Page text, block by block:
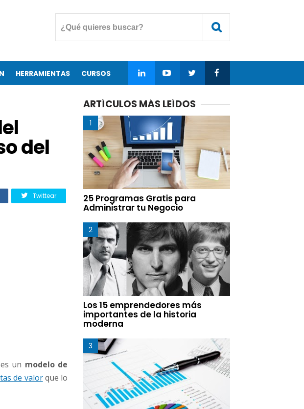
HERRAMIENTAS CURSOS
del
Twittear
un modelo de
de valorque lo
ARTÍCULOS MÁS LEÍDOS
25 Programas Gratis para
Administrar tu Negocio
Los 15 emprendedores más
importantes de la historia
moderna